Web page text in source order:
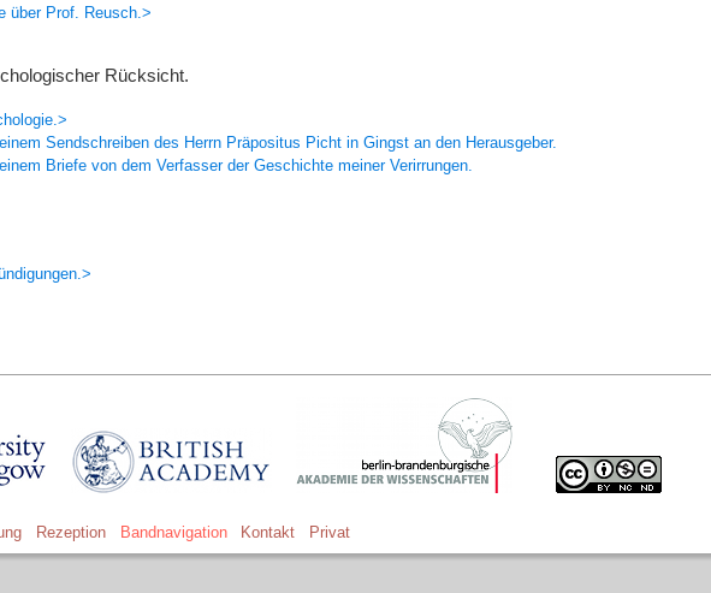
über Prof. Reusch.>
Rücksicht.
Sendschreiben des Herrn Präpositus Picht in Gingst an den Herausgeber.
Briefe von dem Verfasserder Geschichte meiner Verirrungen.
Rezeption Bandnavigation Kontakt Privat